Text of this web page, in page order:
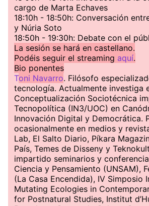
cargo de Marta Echaves
18:10h - 18:50h: Conversación
y Núria Soto
18:50h - 19:30h: Debate con el
La sesión se hará en castellano.
Podéis seguir el streaming aquí.
Bio ponentes
Toni Navarro. Filósofo
tecnología. Actualmente investiga
Conceptualización Sociotécnica
Tecnopolítica (IN3/UOC) en
Innovación Digital y Democrática.
ocasionalmente en medios y
Lab, El Salto Diario, Píkara
País, Temes de Disseny y
impartido seminarios y
Ciencia y Pensamiento (UNSAM),
(La Casa Encendida), IV Simposio
Mutating Ecologies in
for Postnatural Studies, Institut